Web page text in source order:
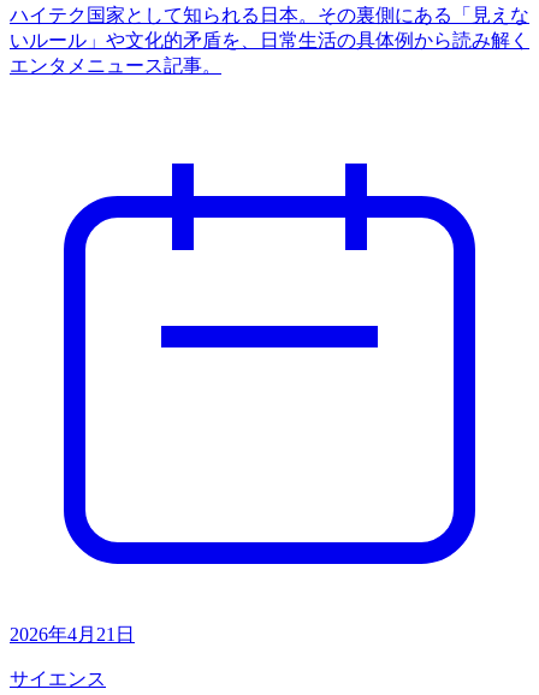
ハイテク国家として知られる日本。その裏側にある「見えな
いルール」や文化的矛盾を、日常生活の具体例から読み解く
エンタメニュース記事。
2026年4月21日
サイエンス